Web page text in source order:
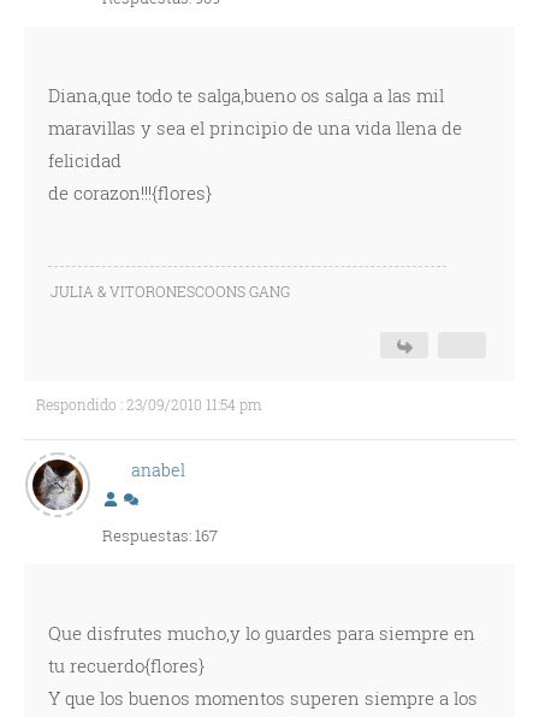
Diana,que todo te salga,bueno os salga a las mil
maravillas y sea el principio de una vida llena de
felicidad
de corazon!!!{flores}
JULIA & VITORONESCOONS GANG
Respondido : 23/09/2010 11:54 pm
anabel
Respuestas: 167
Que disfrutes mucho,y lo guardes para siempre en
tu recuerdo{flores}
Y que los buenos momentos superen siempre a los